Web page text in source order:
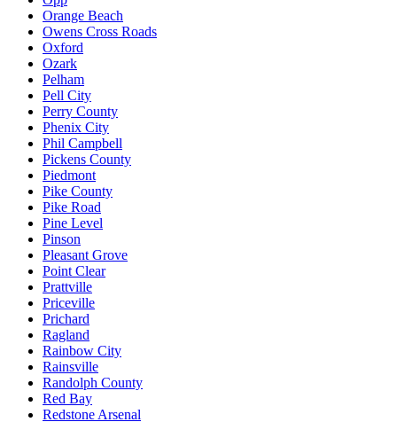
Orange Beach
Owens Cross Roads
Oxford
Ozark
Pelham
Pell City
Perry County
Phenix City
Phil Campbell
Pickens County
Piedmont
Pike County
Pike Road
Pine Level
Pinson
Pleasant Grove
Point Clear
Prattville
Priceville
Prichard
Ragland
Rainbow City
Rainsville
Randolph County
Red Bay
Redstone Arsenal